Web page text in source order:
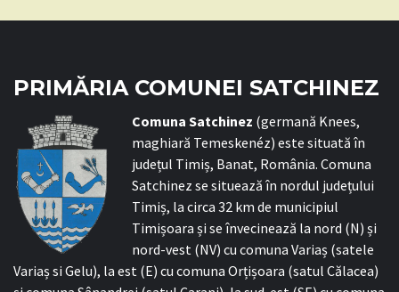
PRIMĂRIA COMUNEI SATCHINEZ
Comuna Satchinez (germană Knees,
maghiară Temeskenéz) este situată în
județul Timiș, Banat, România. Comuna
Satchinez se situează în nordul județului
Timiș, la circa 32 km de municipiul
Timișoara și se învecinează la nord (N) și
nord-vest (NV) cu comuna Variaș (satele
Variaș si Gelu), la est (E) cu comuna Orțișoara (satul Călacea)